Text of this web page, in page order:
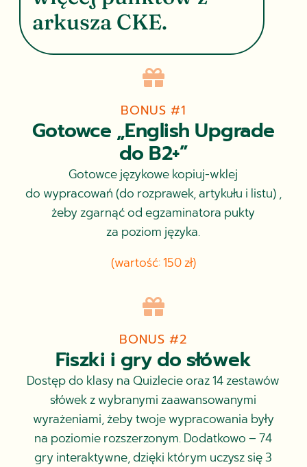
arkusza CKE.

BONUS #1
Gotowce „English Upgrade
do B2+”
Gotowce językowe kopiuj-wklej
do wypracowań (do rozprawek, artykułu i listu) ,
żeby zgarnąć od egzaminatora pukty
za poziom języka.
(wartość: 150 zł)

BONUS #2
Fiszki i gry do słówek
Dostęp do klasy na Quizlecie oraz 14 zestawów
słówek z wybranymi zaawansowanymi
wyrażeniami, żeby twoje wypracowania były
na poziomie rozszerzonym. Dodatkowo – 74
gry interaktywne, dzięki którym uczysz się 3